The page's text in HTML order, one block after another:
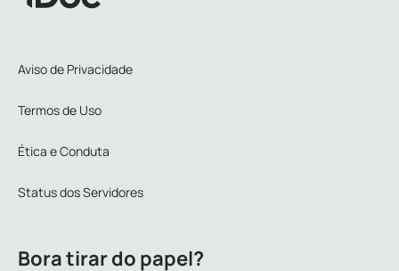
Aviso de Privacidade
Termos de Uso
Ética e Conduta
Status dos Servidores
Bora tirar do papel?